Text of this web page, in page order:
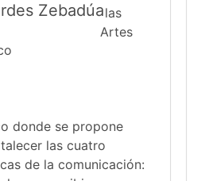
Zebadúa
donde se propone
las cuatro
de la comunicación: